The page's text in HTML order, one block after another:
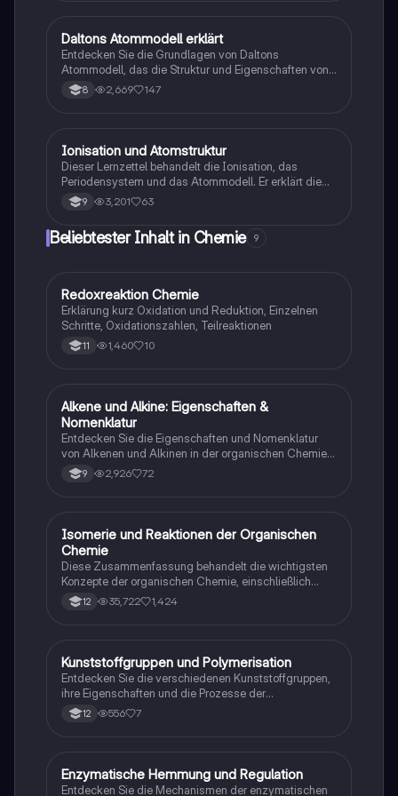
und Kernphysik.
Physik
Daltons Atommodell erklärt
Entdecken Sie die Grundlagen von Daltons
Atommodell, das die Struktur und Eigenschaften von
Atomen beschreibt. Erfahren Sie, wie Atome
unzerstörbar sind, und wie sie sich bei chemischen
Theorie suchen.
8 2,669 147
Chemie
Ionisation und Atomstruktur
Dieser Lernzettel behandelt die Ionisation, das
Periodensystem und das Atommodell. Er erklärt die
Bildung von Ionen, die Lewis-Schreibweise, die
Edelgaskonfiguration und die Struktur von Atomen,
Ideal für die Vorbereitung auf Chemiearbeiten.
9 3,201 63
Beliebtester Inhalt in Chemie 9
Chemie
Redoxreaktion Chemie
Erklärung kurz Oxidation und Reduktion, Einzelnen
Schritte, Oxidationszahlen, Teilreaktionen
11 1,460 10
Chemie
Alkene und Alkine: Eigenschaften &
Nomenklatur
Entdecken Sie die Eigenschaften und Nomenklatur
von Alkenen und Alkinen in der organischen Chemie.
Diese Zusammenfassung behandelt die Struktur,
Isomerie, allgemeine Formeln und Reaktionen
vorbereiten oder ihr Wissen vertiefen möchten.
9 2,926 72
Chemie
Isomerie und Reaktionen der Organischen
Chemie
Diese Zusammenfassung behandelt die wichtigsten
Konzepte der organischen Chemie, einschließlich
Isomerie, Reaktionsmechanismen,
Nachweisreaktionen für Aldehyde, Alkohole und
Substitutionen sowie zur Nomenklatur von Alkoholen
und Alkanen.
12 35,722 1,424
Chemie
Kunststoffgruppen und Polymerisation
Entdecken Sie die verschiedenen Kunststoffgruppen,
ihre Eigenschaften und die Prozesse der
Polymerisation. Dieser Lernzettel bietet eine
umfassende Übersicht über Thermoplaste,
für Chemie-Abiturienten, die sich auf Prüfungen
vorbereiten.
12 556 7
Chemie
Enzymatische Hemmung und Regulation
Entdecken Sie die Mechanismen der enzymatischen